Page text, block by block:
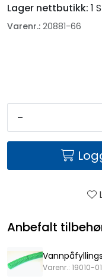
Lager nettbutikk: 1
Varenr.: 20881-66
-
Anbefalt
Varenr.: 19010-01